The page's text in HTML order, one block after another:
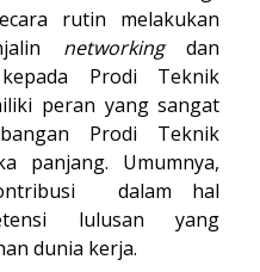
rutin melakukan
networkingdan
Prodi Teknik
peran yang sangat
Prodi Teknik
panjang. Umumnya,
dalam hal
lulusan yang
dunia kerja.